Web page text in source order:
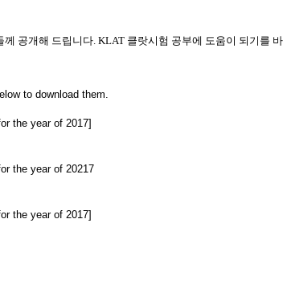
공개해 드립니다. KLAT 클랏시험 공부에 도움이 되기를
to download them.
the year of 2017]
the year of 20217
the year of 2017]